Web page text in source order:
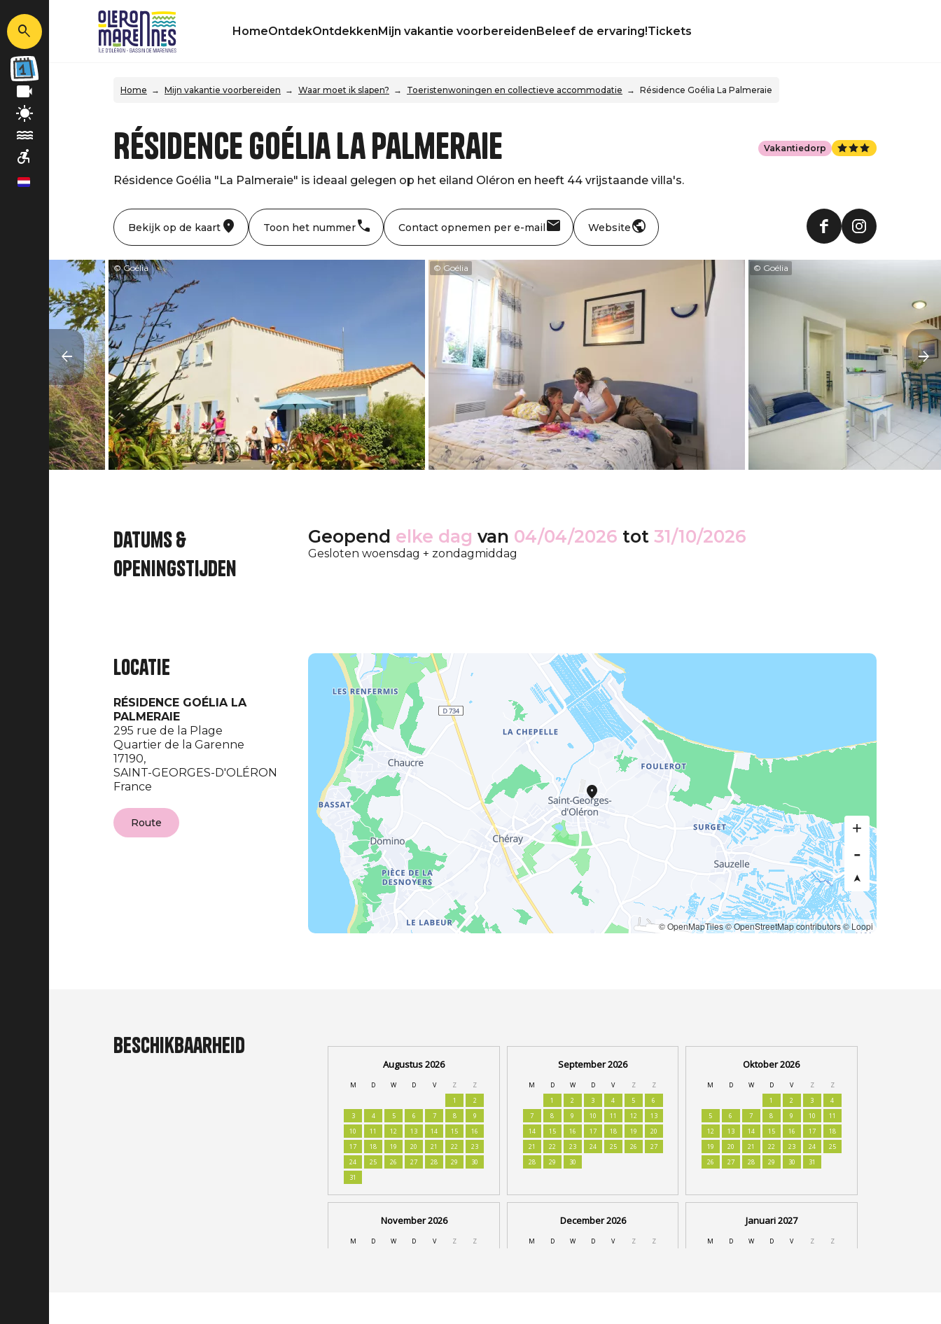
nl
HomeOntdekOntdekkenMijn vakantie voorbereidenBeleef de ervaring!Tickets
Home Mijn vakantie voorbereiden Waar moet ik slapen? Toeristenwoningen en collectieve accommodatie Résidence Goélia La Palmeraie
Résidence Goélia La Palmeraie
Résidence Goélia "La Palmeraie" is ideaal gelegen op het eiland Oléron en heeft 44 vrijstaande villa's.
Vakantiedorp
Bekijk op de kaart Toon het nummer Contact opnemen per e-mail Website
© Goélia © Goélia © Goélia
Datums &
openingstijden
Geopend elke dag van 04/04/2026 tot 31/10/2026
Gesloten woensdag + zondagmiddag
Locatie
RÉSIDENCE GOÉLIA LA
PALMERAIE
295 rue de la Plage
Quartier de la Garenne
17190,
SAINT-GEORGES-D'OLÉRON
France
Route
© OpenMapTiles© OpenStreetMap contributors© Loopi
Beschikbaarheid